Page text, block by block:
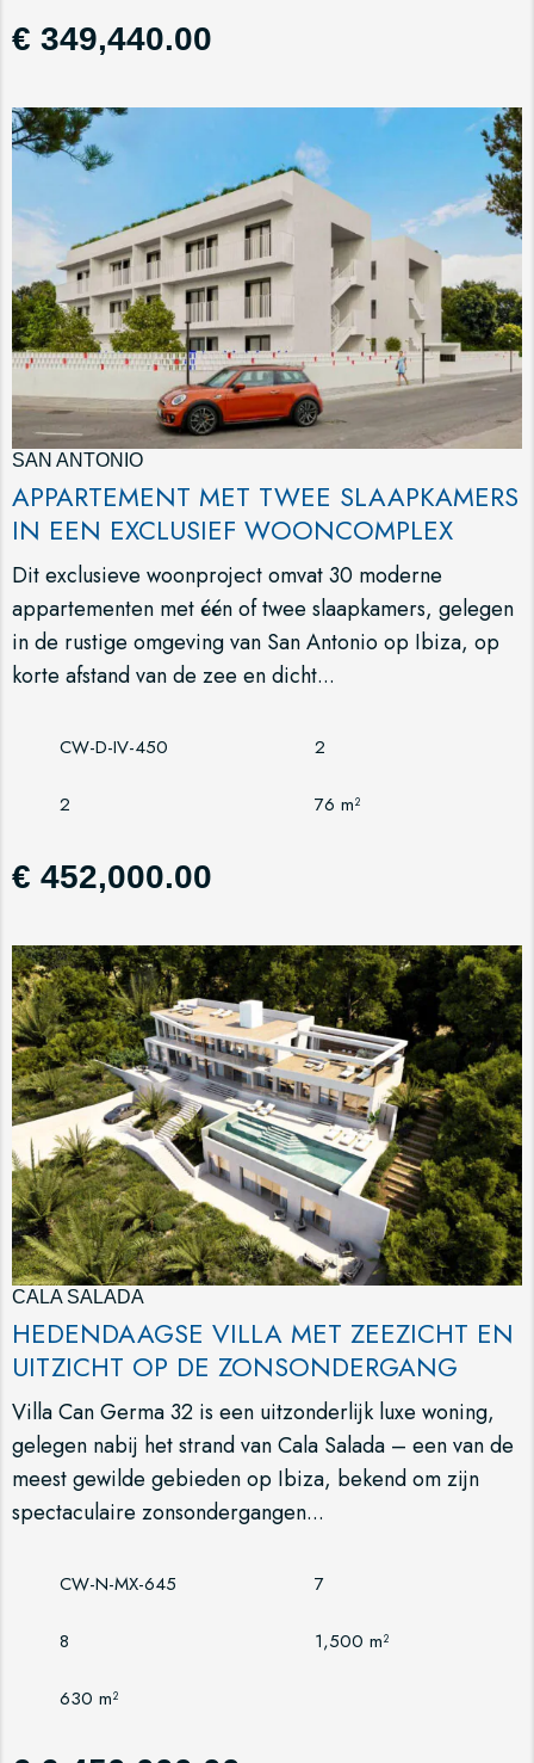
€ 349,440.00
SAN ANTONIO
APPARTEMENT MET TWEE SLAAPKAMERS
IN EEN EXCLUSIEF WOONCOMPLEX
Dit exclusieve woonproject omvat 30 moderne
appartementen met één of twee slaapkamers, gelegen
in de rustige omgeving van San Antonio op Ibiza, op
korte afstand van de zee en dicht...
CW-D-IV-450 2
2 76 m²
€ 452,000.00
CALA SALADA
HEDENDAAGSE VILLA MET ZEEZICHT EN
UITZICHT OP DE ZONSONDERGANG
Villa Can Germa 32 is een uitzonderlijk luxe woning,
gelegen nabij het strand van Cala Salada – een van de
meest gewilde gebieden op Ibiza, bekend om zijn
spectaculaire zonsondergangen...
CW-N-MX-645 7
8 1,500 m²
630 m²